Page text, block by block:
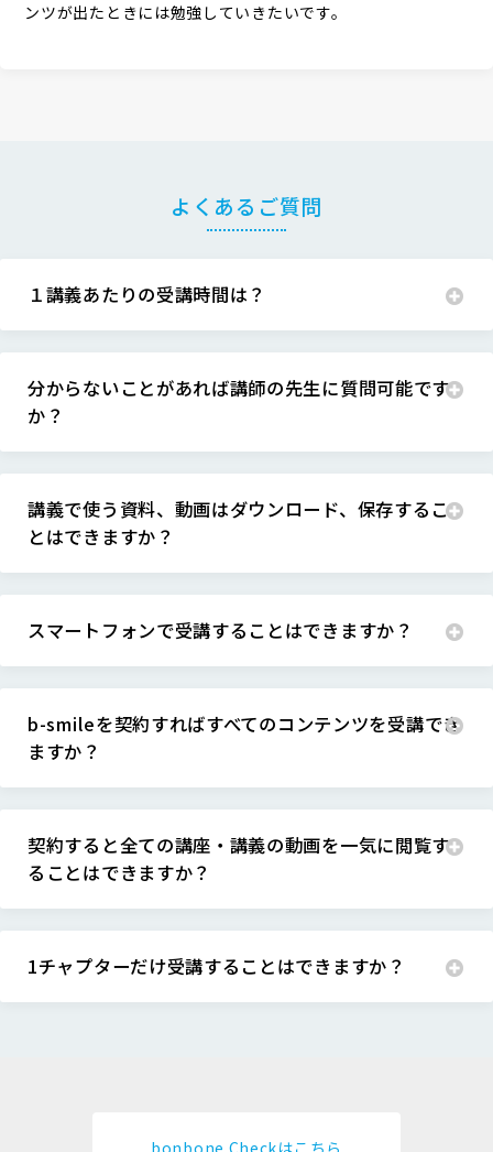
ンツが出たときには勉強していきたいです。
よくあるご質問
１講義あたりの受講時間は？
分からないことがあれば講師の先生に質問可能です
か？
講義で使う資料、動画はダウンロード、保存するこ
とはできますか？
スマートフォンで受講することはできますか？
b-smileを契約すればすべてのコンテンツを受講でき
ますか？
契約すると全ての講座・講義の動画を一気に閲覧す
ることはできますか？
1チャプターだけ受講することはできますか？